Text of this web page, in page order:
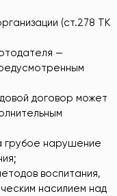
(ст.278 ТК
—
договор может
грубое нарушение
воспитания,
насилием над